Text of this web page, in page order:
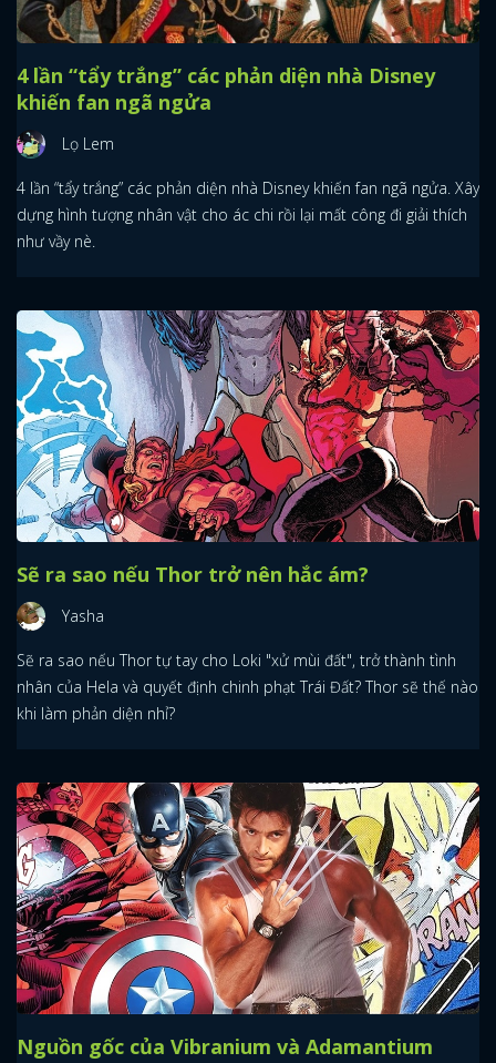
4 lần “tẩy trắng” các phản diện nhà Disney
khiến fan ngã ngửa
Lọ Lem
4 lần “tẩy trắng” các phản diện nhà Disney khiến fan ngã ngửa. Xây
dựng hình tượng nhân vật cho ác chi rồi lại mất công đi giải thích
như vầy nè.
Sẽ ra sao nếu Thor trở nên hắc ám?
Yasha
Sẽ ra sao nếu Thor tự tay cho Loki "xử mùi đất", trở thành tình
nhân của Hela và quyết định chinh phạt Trái Đất? Thor sẽ thế nào
khi làm phản diện nhỉ?
Nguồn gốc của Vibranium và Adamantium